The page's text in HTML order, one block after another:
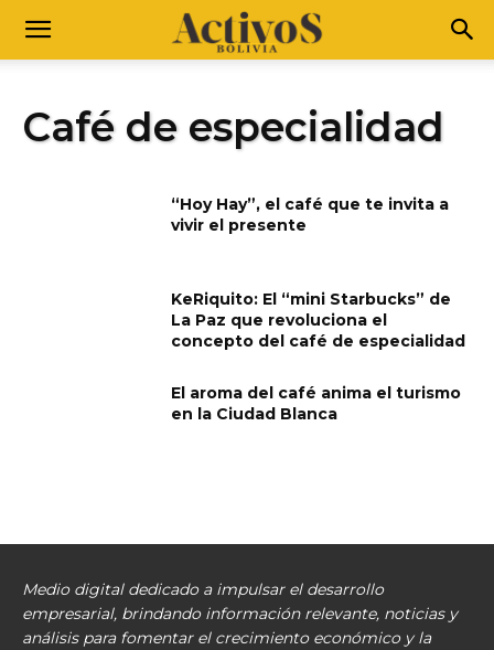
Café de especialidad
“Hoy Hay”, el café que te invita a
vivir el presente
KeRiquito: El “mini Starbucks” de
La Paz que revoluciona el
concepto del café de especialidad
El aroma del café anima el turismo
en la Ciudad Blanca
Medio digital dedicado a impulsar el desarrollo
empresarial, brindando información relevante, noticias y
análisis para fomentar el crecimiento económico y la